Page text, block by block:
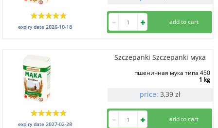
expiry date 2026-10-18
Szczepanki Szczepanki мука
пшеничная мука типа 450
1 kg
price: 3,39 zł
expiry date 2027-02-28